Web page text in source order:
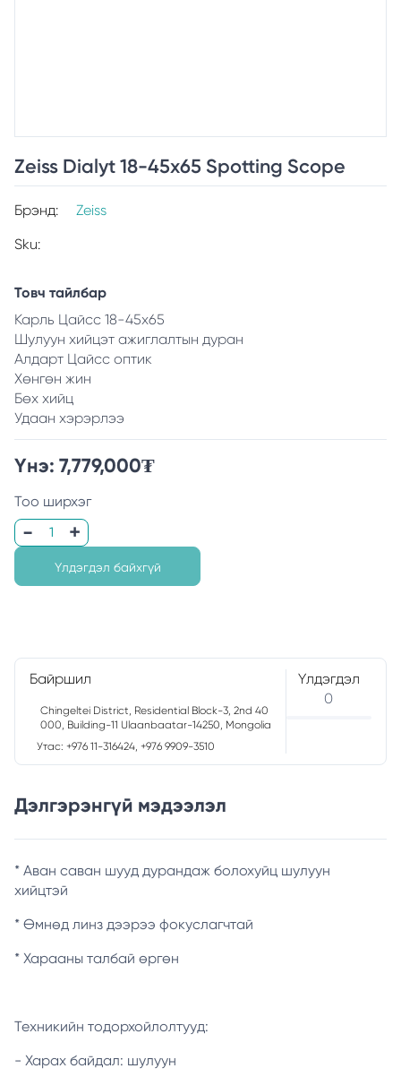
Zeiss Dialyt 18-45x65 Spotting Scope
Брэнд:
Zeiss
Sku:
Товч тайлбар
Карль Цайсс 18-45х65
Шулуун хийцэт ажиглалтын дуран
Алдарт Цайсс оптик
Хөнгөн жин
Бөх хийц
Удаан хэрэрлээ
Үнэ: 7,779,000₮
Тоо ширхэг
Үлдэгдэл байхгүй
Байршил
Chingeltei District, Residential Block-3, 2nd 40
000, Building-11 Ulaanbaatar-14250, Mongolia
Утас: +976 11-316424, +976 9909-3510
Үлдэгдэл
0
Дэлгэрэнгүй мэдээлэл
* Аван саван шууд дурандаж болохуйц шулуун
хийцтэй
* Өмнөд линз дээрээ фокуслагчтай
* Харааны талбай өргөн
Техникийн тодорхойлолтууд:
- Харах байдал: шулуун